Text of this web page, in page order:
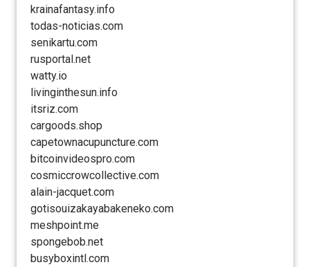
krainafantasy.info
todas-noticias.com
senikartu.com
rusportal.net
watty.io
livinginthesun.info
itsriz.com
cargoods.shop
capetownacupuncture.com
bitcoinvideospro.com
cosmiccrowcollective.com
alain-jacquet.com
gotisouizakayabakeneko.com
meshpoint.me
spongebob.net
busyboxintl.com